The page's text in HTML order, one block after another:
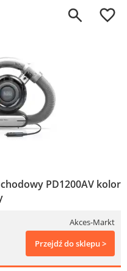
0
PD1200AV kolor
Akces-Markt
Przejdź do sklepu >